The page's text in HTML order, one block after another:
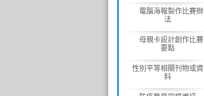
電腦海報製作比賽辦
法
母親卡設計創作比賽
要點
性別平等相關刊物或資
料